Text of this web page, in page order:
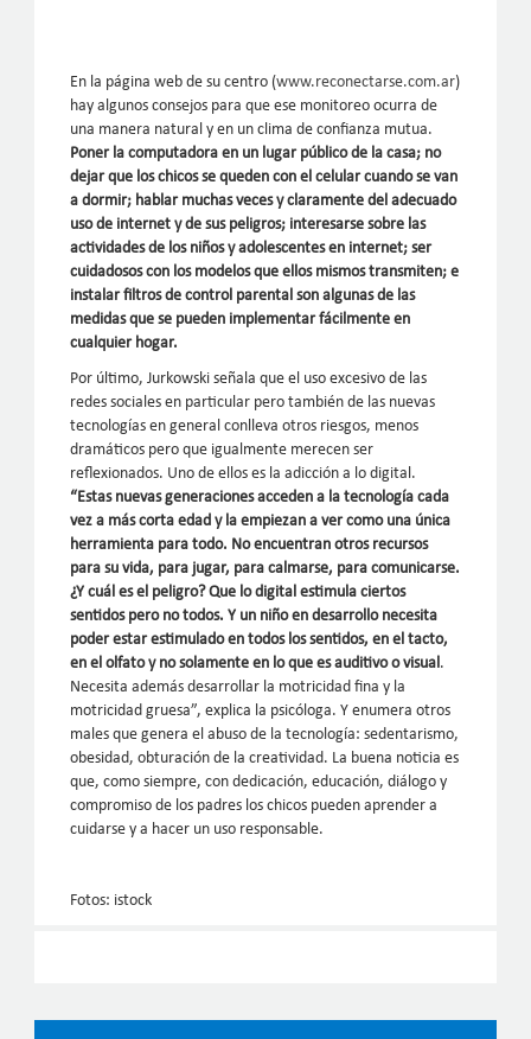
En la página web de su centro (www.reconectarse.com.ar)
hay algunos consejos para que ese monitoreo ocurra de
una manera natural y en un clima de confianza mutua.
Poner la computadora en un lugar público de la casa; no
dejar que los chicos se queden con el celular cuando se van
a dormir; hablar muchas veces y claramente del adecuado
uso de internet y de sus peligros; interesarse sobre las
actividades de los niños y adolescentes en internet; ser
cuidadosos con los modelos que ellos mismos transmiten; e
instalar filtros de control parental son algunas de las
medidas que se pueden implementar fácilmente en
cualquier hogar.
Por último, Jurkowski señala que el uso excesivo de las
redes sociales en particular pero también de las nuevas
tecnologías en general conlleva otros riesgos, menos
dramáticos pero que igualmente merecen ser
reflexionados. Uno de ellos es la adicción a lo digital.
“Estas nuevas generaciones acceden a la tecnología cada
vez a más corta edad y la empiezan a ver como una única
herramienta para todo. No encuentran otros recursos
para su vida, para jugar, para calmarse, para comunicarse.
¿Y cuál es el peligro? Que lo digital estimula ciertos
sentidos pero no todos. Y un niño en desarrollo necesita
poder estar estimulado en todos los sentidos, en el tacto,
en el olfato y no solamente en lo que es auditivo o visual.
Necesita además desarrollar la motricidad fina y la
motricidad gruesa”, explica la psicóloga. Y enumera otros
males que genera el abuso de la tecnología: sedentarismo,
obesidad, obturación de la creatividad. La buena noticia es
que, como siempre, con dedicación, educación, diálogo y
compromiso de los padres los chicos pueden aprender a
cuidarse y a hacer un uso responsable.
Fotos: istock